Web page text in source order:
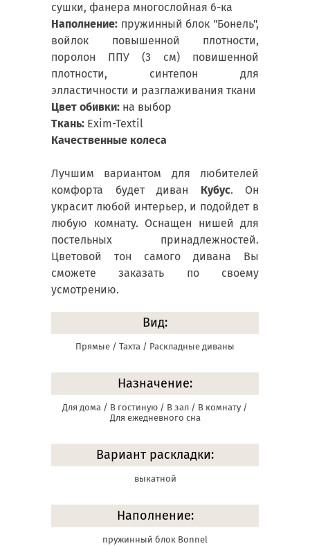
сушки, фанера многослойная 6-ка
Наполнение: пружинный блок "Бонель",
войлок повышенной плотности,
поролон ППУ (3 см) повишенной
плотности, синтепон для
элластичности и разглаживания ткани
Цвет обивки: на выбор
Ткань: Exim-Textil
Качественные колеса
Лучшим вариантом для любителей
комфорта будет диван Кубус. Он
украсит любой интерьер, и подойдет в
любую комнату. Оснащен нишей для
постельных принадлежностей.
Цветовой тон самого дивана Вы
сможете заказать по своему
усмотрению.
Вид:
Прямые / Тахта / Раскладные диваны
Назначение:
Для дома / В гостиную / В зал / В комнату /
Для ежедневного сна
Вариант раскладки:
выкатной
Наполнение:
пружинный блок Bonnel